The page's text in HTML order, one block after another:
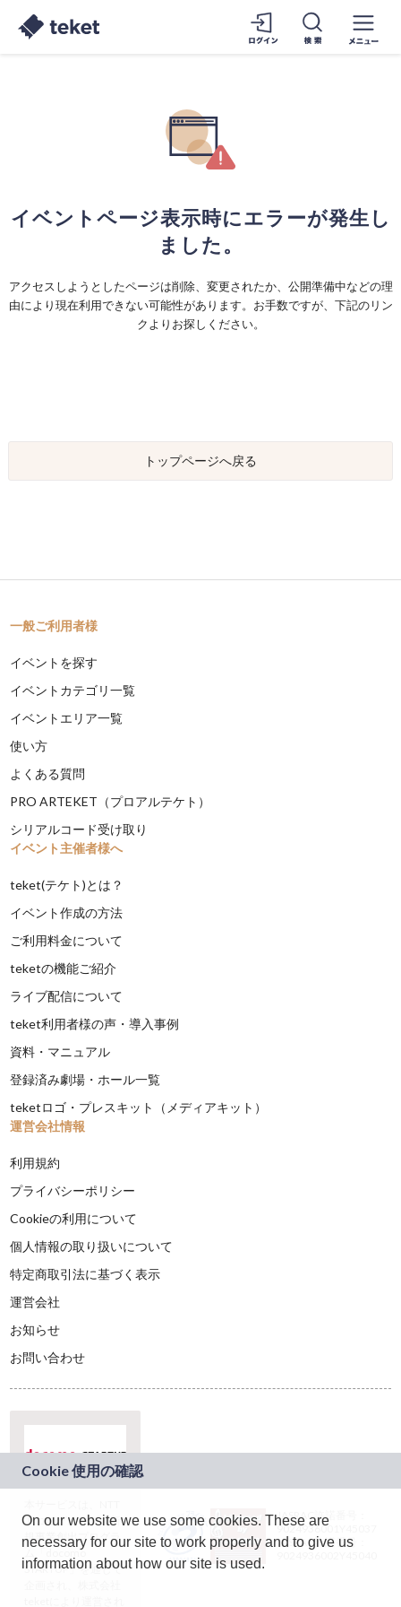
イベントページ表示時にエラーが発生し
ました。
アクセスしようとしたページは削除、変更されたか、公開準備中などの理
由により現在利用できない可能性があります。お手数ですが、下記のリン
クよりお探しください。
トップページへ戻る
一般ご利用者様
イベントを探す
イベントカテゴリ一覧
イベントエリア一覧
使い方
よくある質問
PRO ARTEKET（プロアルテケト）
シリアルコード受け取り
イベント主催者様へ
teket(テケト)とは？
イベント作成の方法
ご利用料金について
teketの機能ご紹介
ライブ配信について
teket利用者様の声・導入事例
資料・マニュアル
登録済み劇場・ホール一覧
teketロゴ・プレスキット（メディアキット）
運営会社情報
利用規約
プライバシーポリシー
Cookieの利用について
個人情報の取り扱いについて
特定商取引法に基づく表示
運営会社
お知らせ
お問い合わせ
ドコモグループの新
規事業創出プログラ
ム「docomo
STARTUP」を通じて
JASRAC許諾番号：
9024936001Y45037
JASRAC許諾番号：
On our website we use some cookies. These are
necessary for our site to work properly and to give us
information about how our site is used.